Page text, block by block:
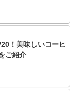
！美味しいコーヒ
ご紹介